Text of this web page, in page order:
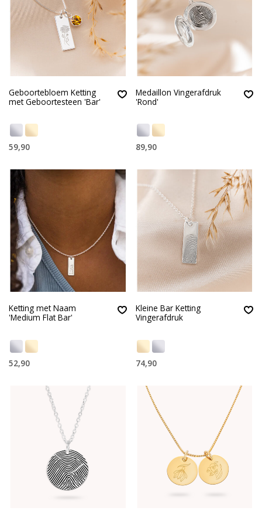
Geboortebloem Ketting
met Geboortesteen 'Bar'
59,90
Medaillon Vingerafdruk
'Rond'
89,90
Ketting met Naam
'Medium Flat Bar'
52,90
Kleine Bar Ketting
Vingerafdruk
74,90